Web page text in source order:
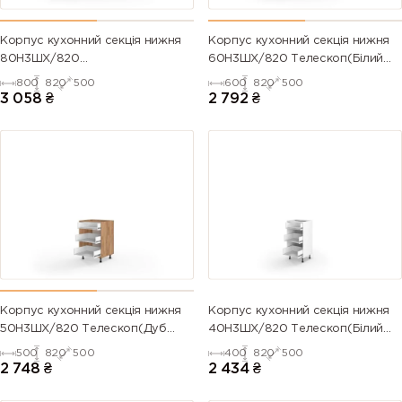
Корпус кухонний секція нижня
80Н3ШХ/820
Телескоп(Антрацит (Серія М))
800 820 500
3 058 ₴
Корпус кухонний секція нижня
60Н3ШХ/820 Телескоп(Білий
(Серія М))
600 820 500
2 792 ₴
Корпус кухонний секція нижня
50Н3ШХ/820 Телескоп(Дуб
Крафт (Серія М))
500 820 500
2 748 ₴
Корпус кухонний секція нижня
40Н3ШХ/820 Телескоп(Білий
(Серія М))
400 820 500
2 434 ₴